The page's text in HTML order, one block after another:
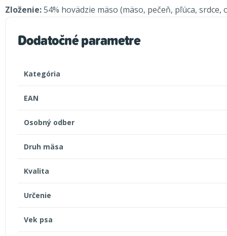
Zloženie:54% hovädzie mäso (mäso, pečeň, pľúca,
Dodatočné parametre
Kategória
EAN
Osobný odber
Druh mäsa
Kvalita
Určenie
Vek psa